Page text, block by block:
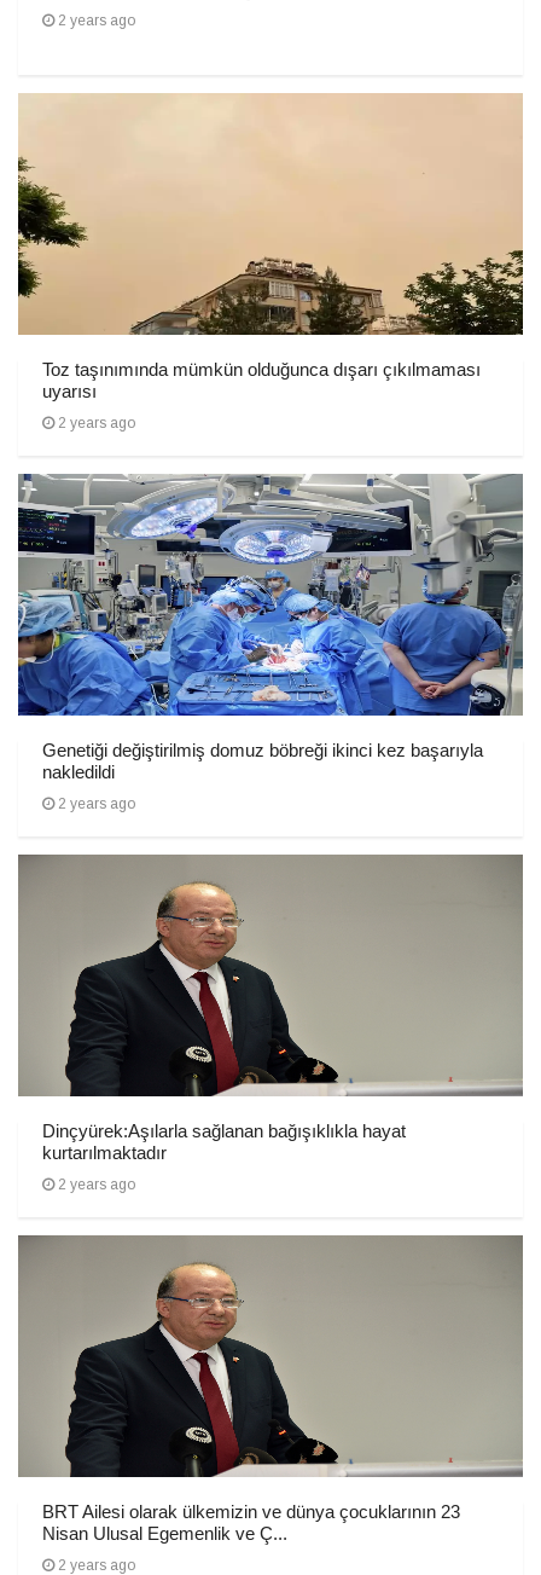
2 years ago
Toz taşınımında mümkün olduğunca dışarı çıkılmaması
uyarısı
2 years ago
Genetiği değiştirilmiş domuz böbreği ikinci kez başarıyla
nakledildi
2 years ago
Dinçyürek:Aşılarla sağlanan bağışıklıkla hayat
kurtarılmaktadır
2 years ago
BRT Ailesi olarak ülkemizin ve dünya çocuklarının 23
Nisan Ulusal Egemenlik ve Ç...
2 years ago